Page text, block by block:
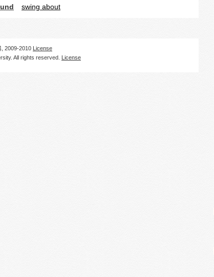
swing about
2009-2010 License
All rights reserved. License